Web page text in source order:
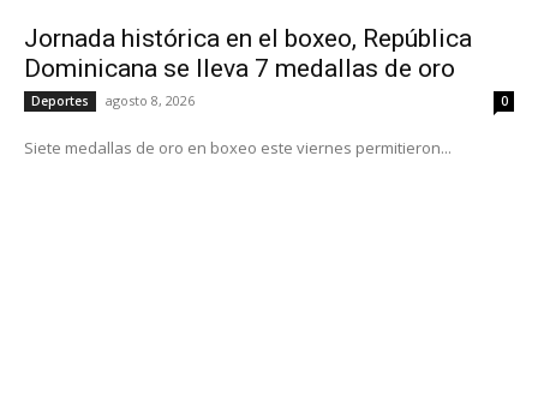
Jornada histórica en el boxeo, República
Dominicana se lleva 7 medallas de oro
Deportes agosto 8, 2026 0
Siete medallas de oro en boxeo este viernes permitieron...